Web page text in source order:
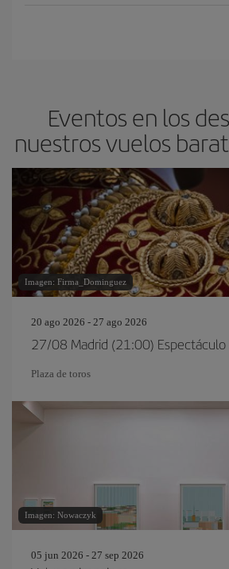
Eventos en los
nuestros vuelos
Imagen: Firma_Dominguez
20 ago 2026 - 27 ago 2026
27/08 Madrid (21:00) Espectáculo
Plaza de toros
Imagen: Nowaczyk
05 jun 2026 - 27 sep 2026